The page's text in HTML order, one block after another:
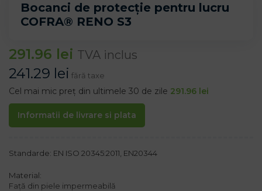
Bocanci de protecție pentru lucru
COFRA® RENO S3
291.96 lei TVA inclus
241.29 lei fără taxe
Cel mai mic preț din ultimele 30 de zile 291.96 lei
Informatii de livrare si plata
Standarde: EN ISO 20345:2011, EN20344
Material:
Față din piele impermeabilă